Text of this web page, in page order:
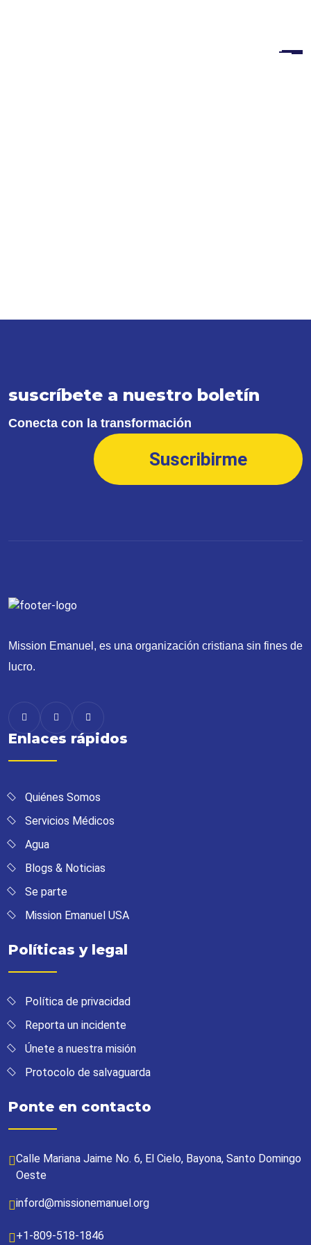
suscríbete a nuestro boletín
Conecta con la transformación
Suscribirme
Mission Emanuel, es una organización cristiana sin fines de
lucro.
Enlaces rápidos
Quiénes Somos
Servicios Médicos
Agua
Blogs & Noticias
Se parte
Mission Emanuel USA
Políticas y legal
Política de privacidad
Reporta un incidente
Únete a nuestra misión
Protocolo de salvaguarda
Ponte en contacto
Calle Mariana Jaime No. 6, El Cielo, Bayona, Santo Domingo
Oeste
inford@missionemanuel.org
+1-809-518-1846